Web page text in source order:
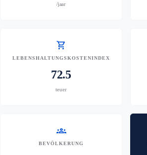
/jaar
shopping_cart
LEBENSHALTUNGSKOSTENINDEX
72.5
teuer
groups
BEVÖLKERUNG